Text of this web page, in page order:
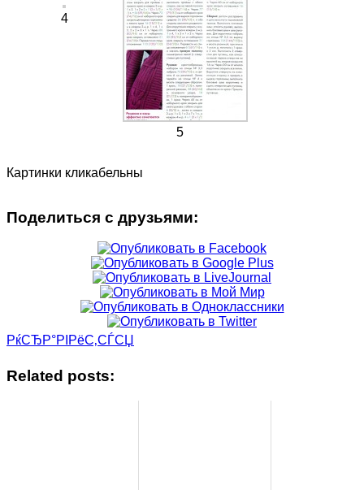
4
5
Картинки кликабельны
Поделиться с друзьями:
РќСЂР°РІРёС‚СЃСЏ
Related posts: